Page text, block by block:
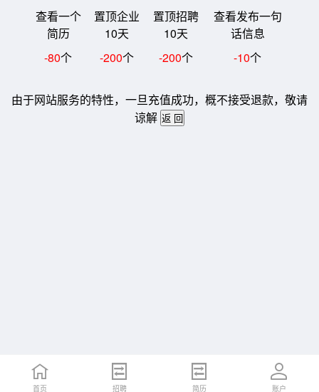
查看一个
简历
置顶企业
10天
置顶招聘
10天
查看发布一句
话信息
-80个 -200个 -200个 -10个
由于网站服务的特性，一旦充值成功，概不接受退款，敬请
谅解
首页 招聘 简历 账户